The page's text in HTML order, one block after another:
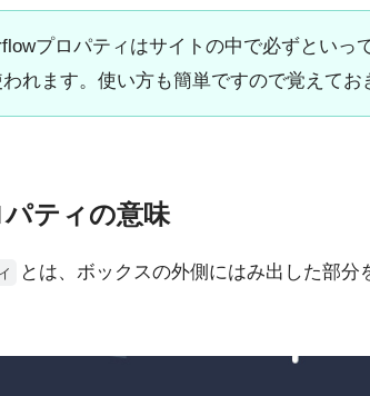
プロパティはサイトの中で必ずといっ
れます。使い方も簡単ですので覚えてお
ティの意味
とは、ボックスの外側にはみ出した部分